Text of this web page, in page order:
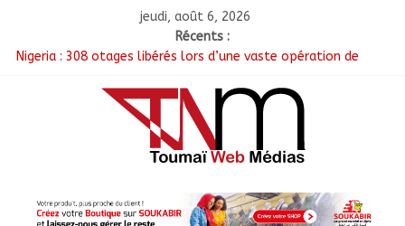
jeudi, août 6, 2026
Récents :
Nigeria : 308 otages libérés lors d’une vaste opération de
Santé : La Commune de N’Djamena et l’OMS renforcent leur
RGPH-3 : Les communautés nomades de Ferrick Kodjoguila se
mobilisent pour le recensement
100 jeunes entrepreneurs tchadiens au Maroc
Tchad : L’AMET réagit à la suspension des demandes de